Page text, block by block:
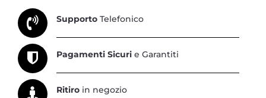
Supporto Telefonico
Pagamenti Sicuri e Garantiti
Ritiro in negozio